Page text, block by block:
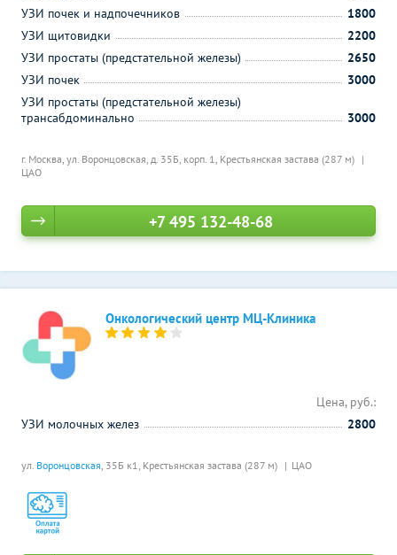
г. Москва, ул. Воронцовская, д. 35Б, корп. 1, Крестьянская застава (287 м)
ЦАО
УЗИ почек и надпочечников
1800
УЗИ щитовидки
2200
УЗИ простаты (предстательной железы)
2650
УЗИ почек
3000
УЗИ простаты (предстательной железы)
трансабдоминально
3000
+7 495 132-48-68
Онкологический центр МЦ-Клиника
ул. Воронцовская, 35Б к1, Крестьянская застава (287 м) ЦАО
Цена, руб.:
УЗИ молочных желез
2800